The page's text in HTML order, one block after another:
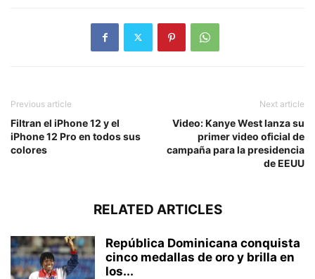
Previous article
Filtran el iPhone 12 y el
iPhone 12 Pro en todos sus
colores
Next article
Video: Kanye West lanza su
primer video oficial de
campaña para la presidencia
de EEUU
RELATED ARTICLES
República Dominicana conquista
cinco medallas de oro y brilla en
los...